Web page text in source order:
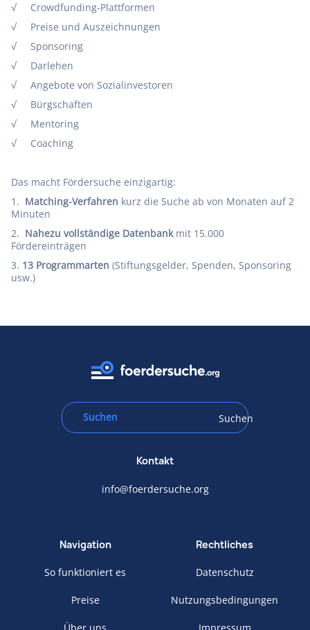
√ Crowdfunding-Plattformen
√ Preise und Auszeichnungen
√ Sponsoring
√ Darlehen
√ Angebote von Sozialinvestoren
√ Bürgschaften
√ Mentoring
√ Coaching
Das macht Fördersuche einzigartig:
1. Matching-Verfahren kurz die Suche ab von Monaten auf 2
Minuten
2. Nahezu vollständige Datenbankmit 15.000
Fördereinträgen
3. 13 Programmarten (Stiftungsgelder, Spenden, Sponsoring
usw.)
Suchen
Kontakt
info@foerdersuche.org
Navigation
So funktioniert es
Preise
Rechtliches
Datenschutz
Nutzungsbedingungen